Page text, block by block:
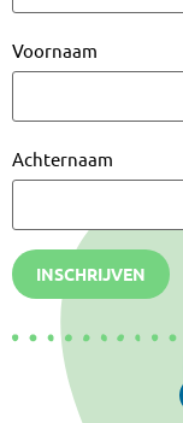
Voornaam
Achternaam
INSCHRIJVEN